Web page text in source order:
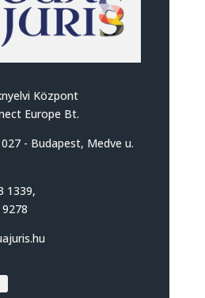
Központ
Europe Bt.
- Budapest, Medve u.
1339,